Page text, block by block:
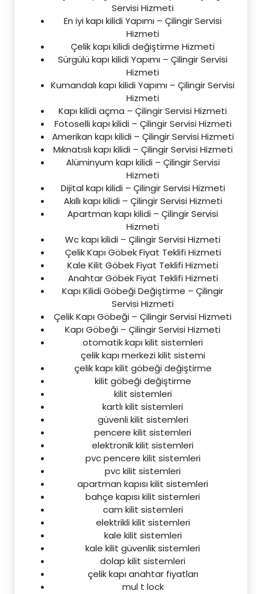
Servisi Hizmeti
En iyi kapı kilidi Yapımı – Çilingir Servisi
Hizmeti
Çelik kapı kilidi değiştirme Hizmeti
Sürgülü kapı kilidi Yapımı – Çilingir Servisi
Hizmeti
Kumandalı kapı kilidi Yapımı – Çilingir Servisi
Hizmeti
Kapı kilidi açma – Çilingir Servisi Hizmeti
Fotoselli kapı kilidi – Çilingir Servisi Hizmeti
Amerikan kapı kilidi – Çilingir Servisi Hizmeti
Mıknatıslı kapı kilidi – Çilingir Servisi Hizmeti
Alüminyum kapı kilidi – Çilingir Servisi
Hizmeti
Dijital kapı kilidi – Çilingir Servisi Hizmeti
Akıllı kapı kilidi – Çilingir Servisi Hizmeti
Apartman kapı kilidi – Çilingir Servisi
Hizmeti
Wc kapı kilidi – Çilingir Servisi Hizmeti
Çelik Kapı Göbek Fiyat Teklifi Hizmeti
Kale Kilit Göbek Fiyat Teklifi Hizmeti
Anahtar Göbek Fiyat Teklifi Hizmeti
Kapı Kilidi Göbeği Değiştirme – Çilingir
Servisi Hizmeti
Çelik Kapı Göbeği – Çilingir Servisi Hizmeti
Kapı Göbeği – Çilingir Servisi Hizmeti
otomatik kapı kilit sistemleri
çelik kapı merkezi kilit sistemi
çelik kapı kilit göbeği değiştirme
kilit göbeği değiştirme
kilit sistemleri
kartlı kilit sistemleri
güvenli kilit sistemleri
pencere kilit sistemleri
elektronik kilit sistemleri
pvc pencere kilit sistemleri
pvc kilit sistemleri
apartman kapısı kilit sistemleri
bahçe kapısı kilit sistemleri
cam kilit sistemleri
elektrikli kilit sistemleri
kale kilit sistemleri
kale kilit güvenlik sistemleri
dolap kilit sistemleri
çelik kapı anahtar fiyatları
mul t lock